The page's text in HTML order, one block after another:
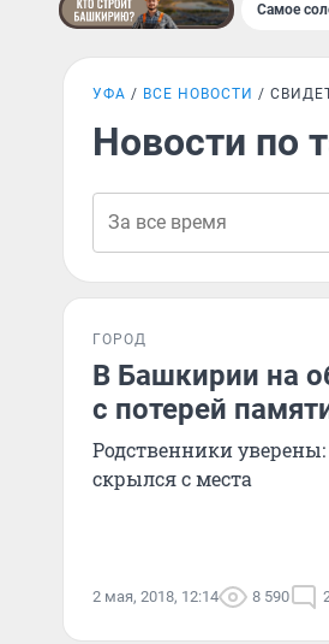
Самое
УФА ВСЕ НОВОСТИ
Новости по
ГОРОД
В Башкирии на
с потерей
Родственники
скрылся с места
2 мая, 2018, 12:14 8 590